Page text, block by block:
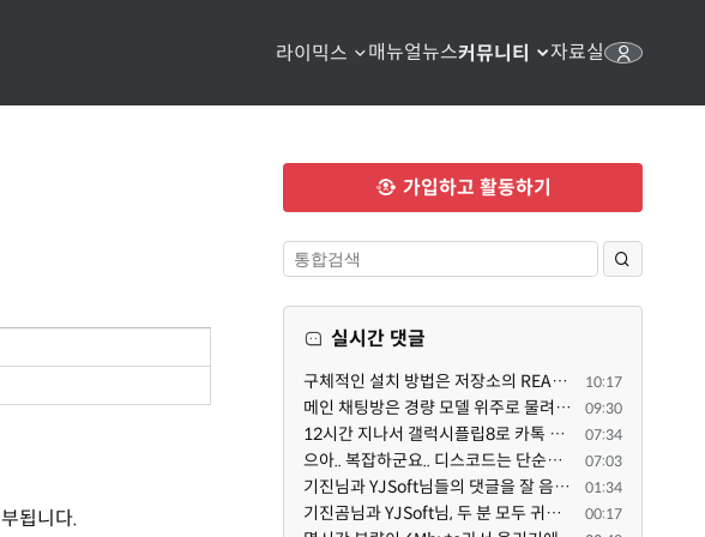
라이믹스 매뉴얼뉴스커뮤니티 자료실
됩니다.
가입하고 활동하기
실시간 댓글
구체적인 설치 방법은 저장소의 README 파일에 있으니, 본문은 좀 덜 복잡해 보이도록^^ 줄여 보시면 어떨까... 10:17
메인 채팅방은 경량 모델 위주로 물려서 세션 관리 용도로만 쓰고, 각 기능 구현 세션은 디스코드 내의 스레... 09:30
12시간 지나서 갤럭시플립8로 카톡 다시 설치하고 시도했는데 같은 전화번호로 가입된 카카오톡이 있다고 나... 07:34
으아.. 복잡하군요.. 디스코드는 단순한 소통 수단이고, claude와 codex를 엮어서 author / reviewer를 나누... 07:03
기진님과 YJSoft님들의 댓글을 잘 음미해 본후에 오늘 이시간부터 저를 도와 주는 챗지피티와 저는 /XE 에 ... 01:34
기진곰님과 YJSoft님, 두 분 모두 귀중한 조언을 해 주셔서 진심으로 감사드립니다. 두 분의 답변을 여러 번... 00:17